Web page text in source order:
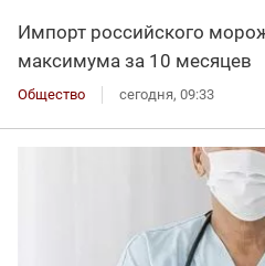
Импорт российского
максимума за 10 месяцев
Общество сегодня, 09:33